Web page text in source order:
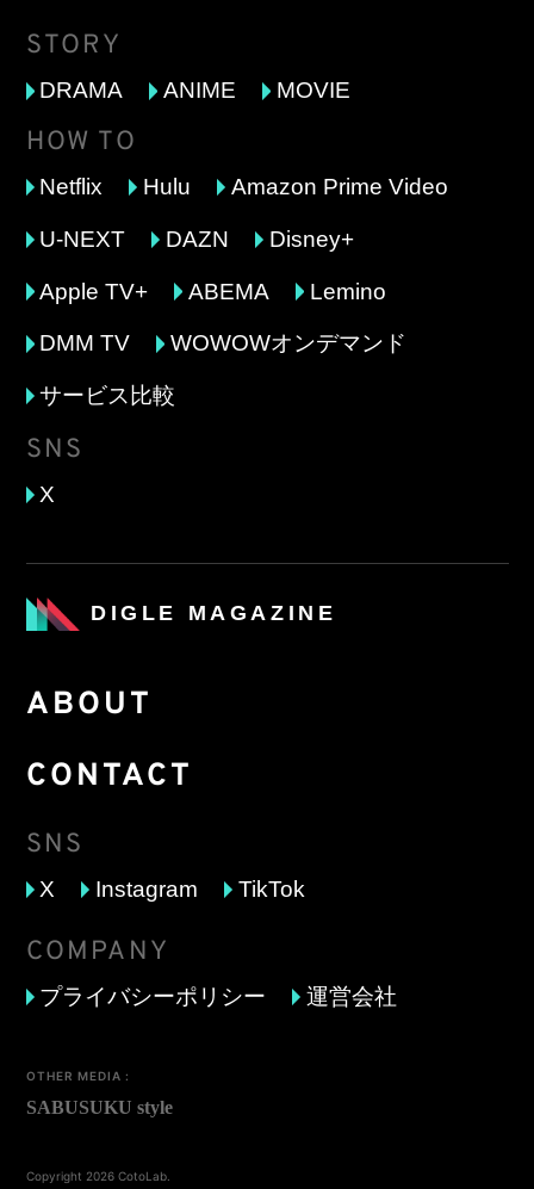
DIGLE MAGAZINE
ABOUT
CONTACT
SNS
X Instagram TikTok
COMPANY
プライバシーポリシー 運営会社
STORY
DRAMA ANIME MOVIE
HOW TO
Netflix Hulu Amazon Prime Video
U-NEXT DAZN Disney+
Apple TV+ ABEMA Lemino
DMM TV WOWOWオンデマンド
サービス比較
SNS
X
OTHER MEDIA :
Copyright 2026 CotoLab.